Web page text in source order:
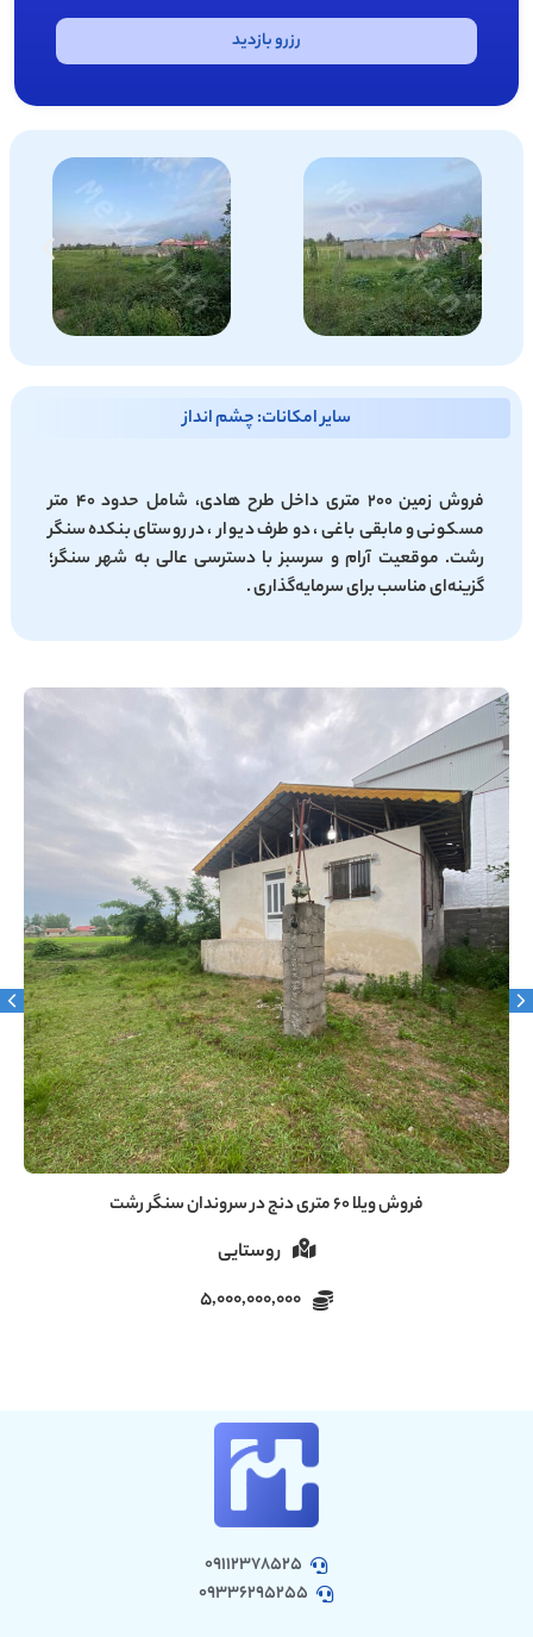
رزرو بازدید
سایر امکانات: چشم انداز
فروش زمین ۲۰۰ متری داخل طرح هادی، شامل حدود ۴۰ متر
مسکونی و مابقی باغی ، دو طرف دیوار ، در روستای بنکده سنگر
رشت. موقعیت آرام و سرسبز با دسترسی عالی به شهر سنگر؛
گزینه‌ای مناسب برای سرمایه‌گذاری .
فروش ویلا ۶۰ متری دنج در سروندان سنگر رشت
روستایی
5,000,000,000
09112378525
09336295255